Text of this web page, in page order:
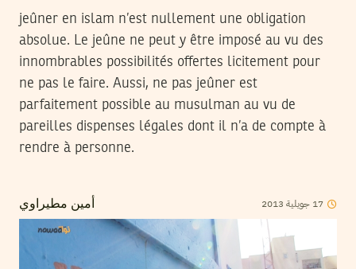
jeûner en islam n’est nullement une obligation
absolue. Le jeûne ne peut y être imposé au vu des
innombrables possibilités offertes licitement pour
ne pas le faire. Aussi, ne pas jeûner est
parfaitement possible au musulman au vu de
pareilles dispenses légales dont il n’a de compte à
rendre à personne.
أمين مطيراوي 17 جويلية 2013